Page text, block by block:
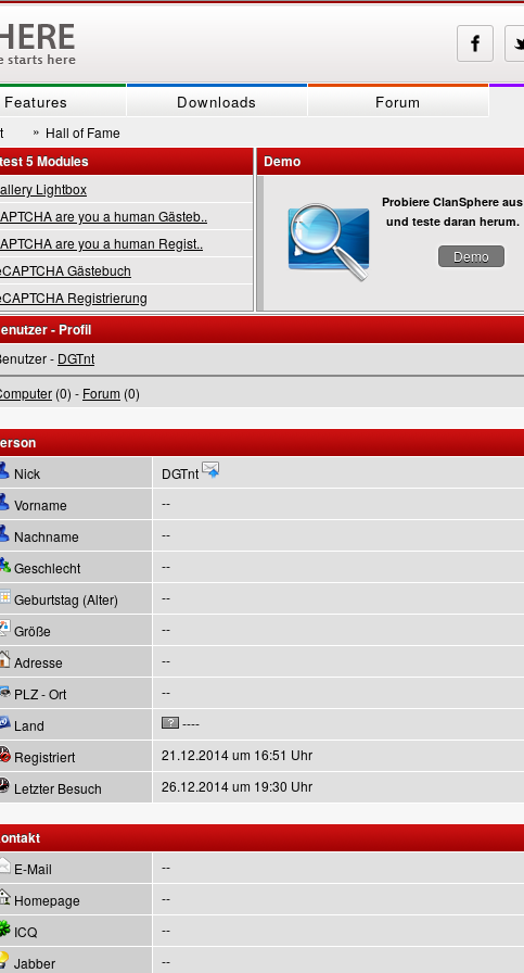
Features Downloads Forum
» Hall of Fame
5 Modules
Lightbox
are you a human Gästeb..
are you a human Regist..
Gästebuch
Registrierung
Demo
Probiere ClanSphere aus
und teste daran herum.
Demo
- Profil
- DGTnt
(0) - Forum (0)
Nick
DGTnt
Vorname
--
Nachname
--
Geschlecht
--
Geburtstag (Alter)
--
Größe
--
Adresse
--
PLZ - Ort
--
Land
----
Registriert
21.12.2014 um 16:51 Uhr
Letzter Besuch
26.12.2014 um 19:30 Uhr
E-Mail
--
Homepage
--
ICQ
--
Jabber
--